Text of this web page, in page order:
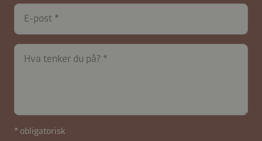
E-post
Hva tenker du på?
* obligatorisk